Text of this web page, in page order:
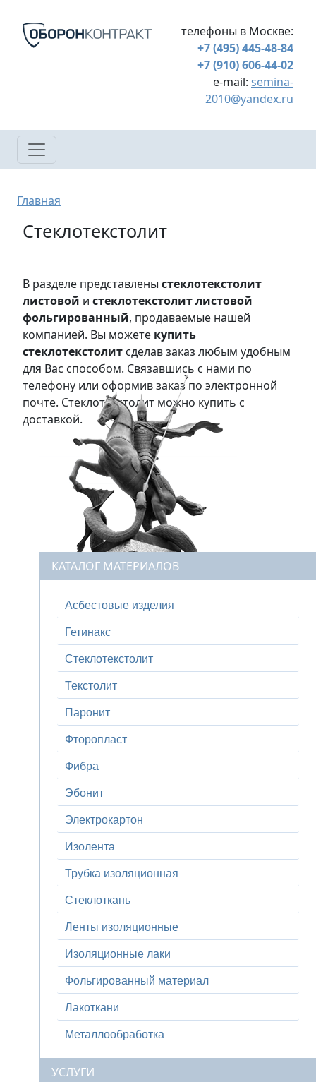
телефоны в Москве:
+7 (495) 445-48-84
+7 (910) 606-44-02
e-mail: semina-
2010@yandex.ru
Строка навигации
Главная
Стеклотекстолит
В разделе представлены стеклотекстолит
листовой и стеклотекстолит листовой
фольгированный, продаваемые нашей
компанией. Вы можете купить
стеклотекстолит сделав заказ любым удобным
для Вас способом. Связавшись с нами по
телефону или оформив заказ по электронной
почте. Стеклотекстолит можно купить с
доставкой.
КАТАЛОГ МАТЕРИАЛОВ
Асбестовые изделия
Гетинакс
Стеклотекстолит
Текстолит
Паронит
Фторопласт
Фибра
Эбонит
Электрокартон
Изолента
Трубка изоляционная
Стеклоткань
Ленты изоляционные
Изоляционные лаки
Фольгированный материал
Лакоткани
Металлообработка
УСЛУГИ